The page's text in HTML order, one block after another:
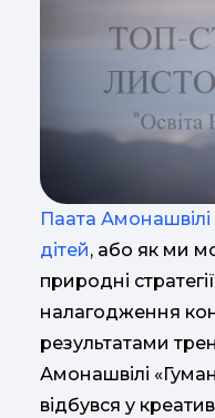
Паата
дітей, або як ми
природні
налагодження
результатами
Амонашвілі
відбувся у